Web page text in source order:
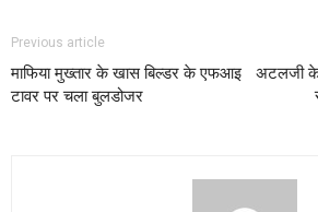
Previous article
माफिया मुख्तार के खास बिल्डर के एफआइ
टावर पर चला बुलडोजर
अटलजी के